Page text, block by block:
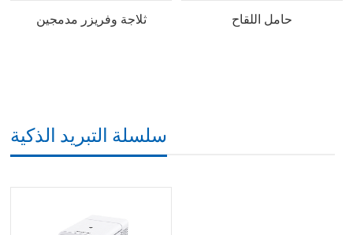
ثلاجة وفريزر مدمجين حامل اللقاح
سلسلة التبريد الذكية